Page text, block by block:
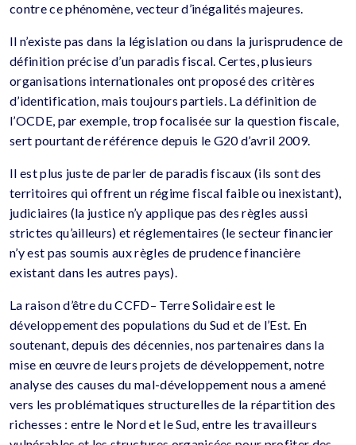
contre ce phénomène, vecteur d’inégalités majeures.
Il n’existe pas dans la législation ou dans la jurisprudence de
définition précise d’un paradis fiscal. Certes, plusieurs
organisations internationales ont proposé des critères
d’identification, mais toujours partiels. La définition de
l’OCDE, par exemple, trop focalisée sur la question fiscale,
sert pourtant de référence depuis le G20 d’avril 2009.
Il est plus juste de parler de paradis fiscaux (ils sont des
territoires qui offrent un régime fiscal faible ou inexistant),
judiciaires (la justice n’y applique pas des règles aussi
strictes qu’ailleurs) et réglementaires (le secteur financier
n’y est pas soumis aux règles de prudence financière
existant dans les autres pays).
La raison d’être du CCFD– Terre Solidaire est le
développement des populations du Sud et de l’Est. En
soutenant, depuis des décennies, nos partenaires dans la
mise en œuvre de leurs projets de développement, notre
analyse des causes du mal-développement nous a amené
vers les problématiques structurelles de la répartition des
richesses : entre le Nord et le Sud, entre les travailleurs